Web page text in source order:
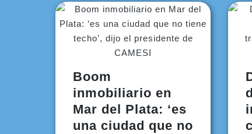
Boom
inmobiliario en
Mar del Plata: ‘es
una ciudad que no